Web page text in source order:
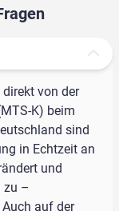
von der
K) beim
sind
in Echtzeit an
und
zu –
auf der